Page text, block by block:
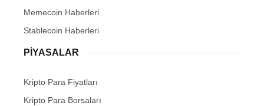
Memecoin Haberleri
Stablecoin Haberleri
PIYASALAR
Kripto Para Fiyatları
Kripto Para Borsaları